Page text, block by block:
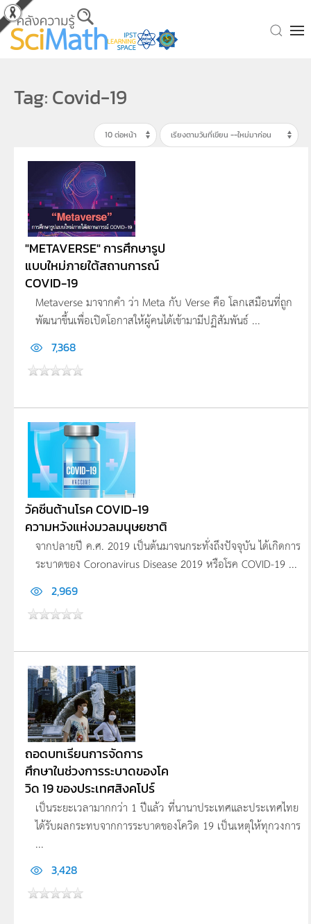
Skip to main content
Tag: Covid-19
"METAVERSE" การศึกษารูป
แบบใหม่ภายใต้สถานการณ์
COVID-19
Metaverse มาจากคำ ว่า Meta กับ Verse คือ โลกเสมือนที่ถูก
พัฒนาขึ้นเพื่อเปิดโอกาสให้ผู้คนได้เข้ามามีปฏิสัมพันธ์ ...
7,368
วัคซีนต้านโรค COVID-19
ความหวังแห่งมวลมนุษยชาติ
จากปลายปี ค.ศ. 2019 เป็นต้นมาจนกระทั่งถึงปัจจุบัน ได้เกิดการ
ระบาดของ Coronavirus Disease 2019 หรือโรค COVID-19 ...
2,969
ถอดบทเรียนการจัดการ
ศึกษาในช่วงการระบาดของโค
วิด 19 ของประเทศสิงคโปร์
เป็นระยะเวลามากกว่า 1 ปีแล้ว ที่นานาประเทศและประเทศไทย
ได้รับผลกระทบจากการระบาดของโควิด 19 เป็นเหตุให้ทุกวงการ
...
3,428